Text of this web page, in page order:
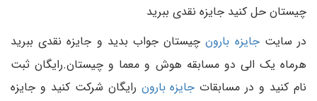
چیستان حل کنید جایزه نقدی ببرید
در سایتجایزه بارونچیستان جواب بدید و جایزه نقدی ببرید
هرماه یک الی دو مسابقه هوش و معما و چیستان.رایگان ثبت
نام کنید و در مسابقات جایزه بارون رایگان شرکت کنید و جایزه